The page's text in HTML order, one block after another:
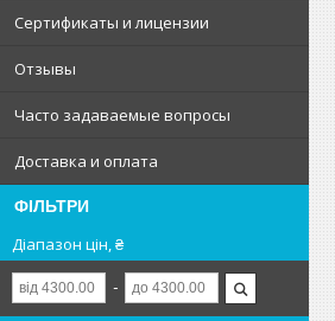
Сертификаты и лицензии
Отзывы
Часто задаваемые вопросы
Доставка и оплата
ФІЛЬТРИ
Діапазон цін, ₴